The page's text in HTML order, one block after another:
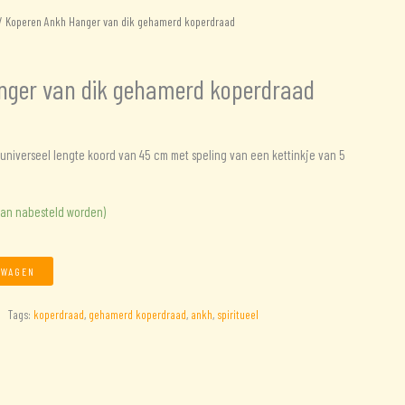
Ankh Hanger van dik gehamerd koperdraad
van dik gehamerd koperdraad
lengte koord van 45 cm met speling van een kettinkje van 5
nabesteld worden)
Tags: koperdraad, gehamerd koperdraad, ankh, spiritueel